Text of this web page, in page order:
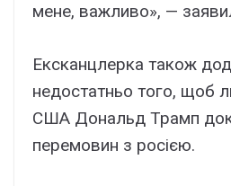
мене, важливо», —
Ексканцлерка також
недостатньо того, щоб
США Дональд Трамп
перемовин з росією.